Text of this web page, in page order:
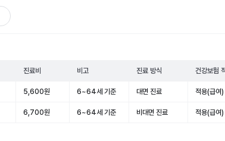
진료비 비고 진료 방식 건강보험
5,600원 6~64세 기준 대면 진료 적용(급여)
6,700원 6~64세 기준 비대면 진료 적용(급여)